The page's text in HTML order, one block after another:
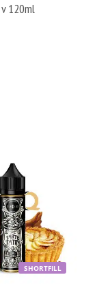
120ml
SHORTFILL